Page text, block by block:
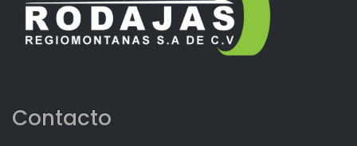
Contacto